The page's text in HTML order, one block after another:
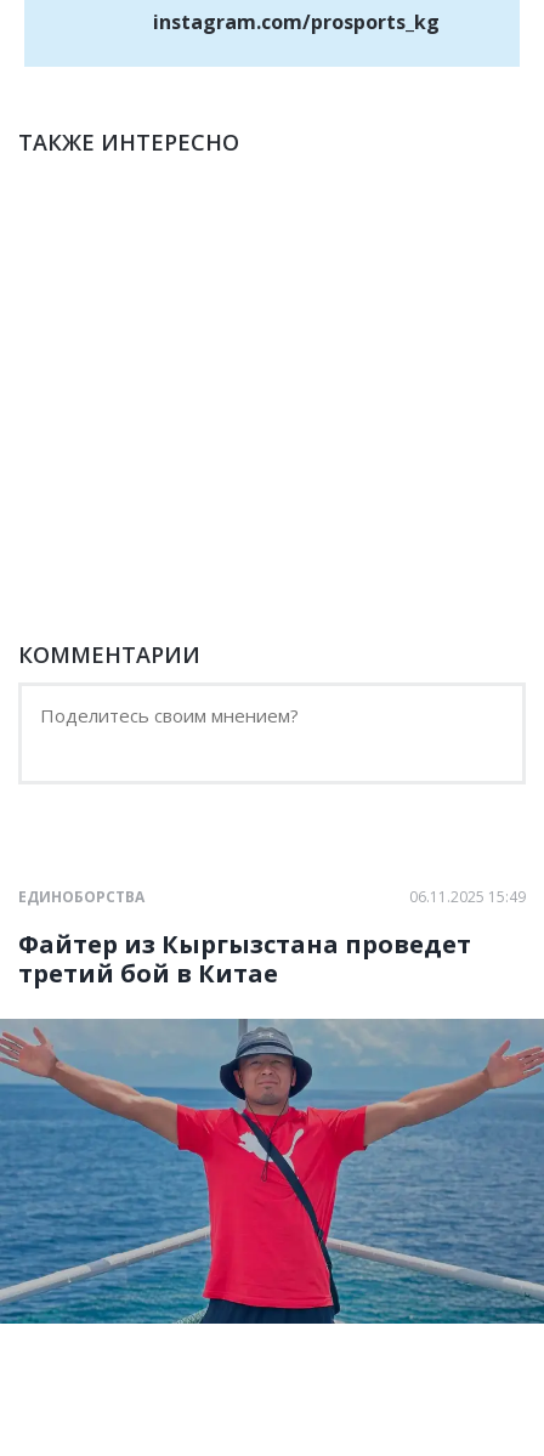
instagram.com/prosports_kg
ТАКЖЕ ИНТЕРЕСНО
КОММЕНТАРИИ
ЕДИНОБОРСТВА 06.11.2025 15:49
Файтер из Кыргызстана проведет
третий бой в Китае